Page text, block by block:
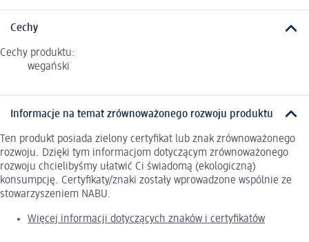
Cechy
Cechy produktu:
wegański
Informacje na temat zrównoważonego rozwoju produktu
Ten produkt posiada zielony certyfikat lub znak zrównoważonego
rozwoju. Dzięki tym informacjom dotyczącym zrównoważonego
rozwoju chcielibyśmy ułatwić Ci świadomą (ekologiczną)
konsumpcję. Certyfikaty/znaki zostały wprowadzone wspólnie ze
stowarzyszeniem NABU.
Więcej informacji dotyczących znaków i certyfikatów